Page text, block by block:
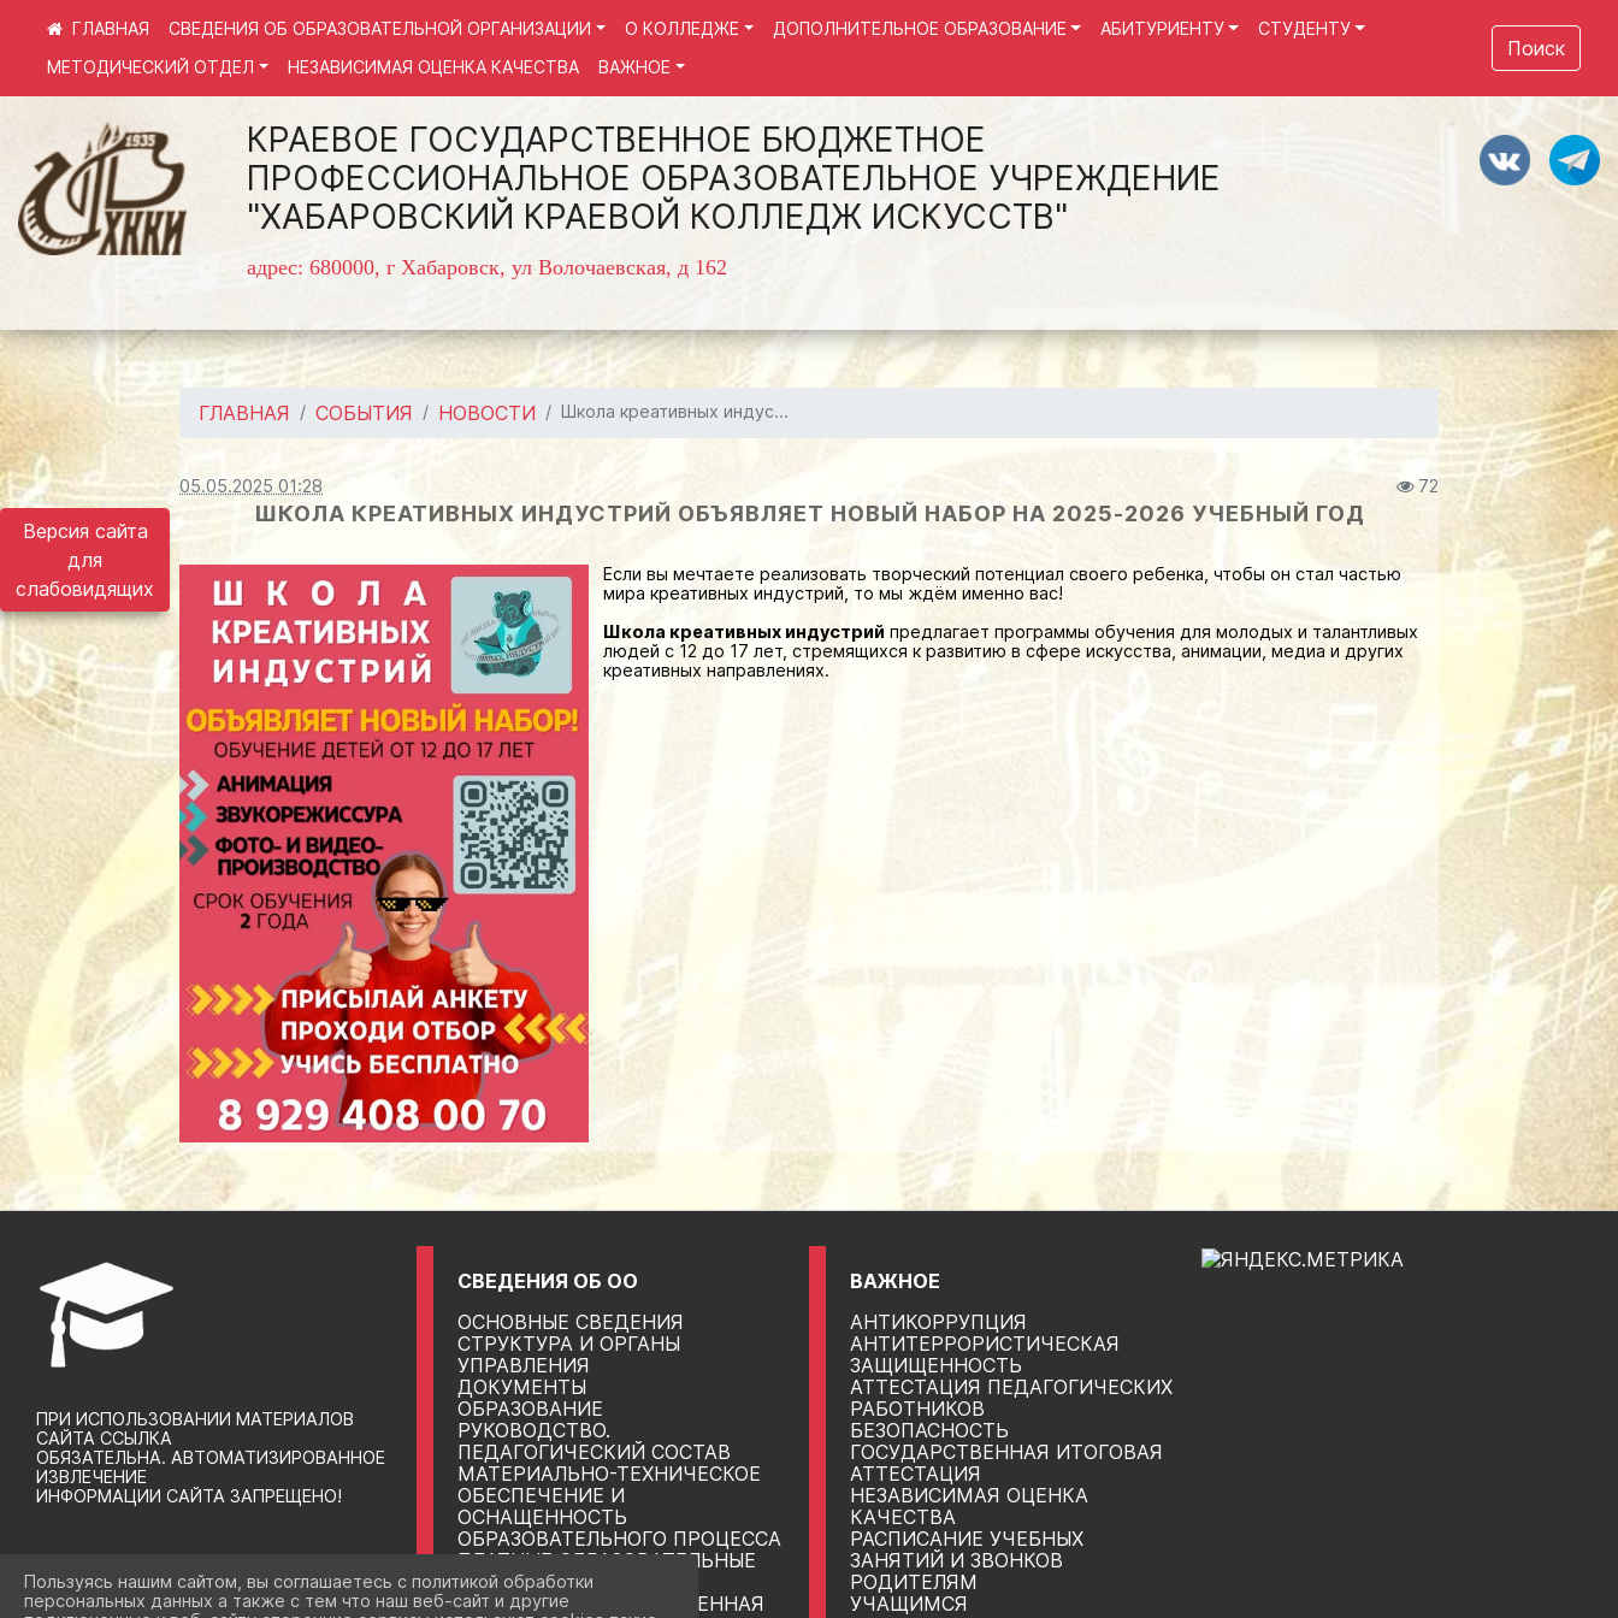
Версия сайта
для
слабовидящих
КРАЕВОЕ ГОСУДАРСТВЕННОЕ БЮДЖЕТНОЕ
ПРОФЕССИОНАЛЬНОЕ ОБРАЗОВАТЕЛЬНОЕ УЧРЕЖДЕНИЕ
"ХАБАРОВСКИЙ КРАЕВОЙ КОЛЛЕДЖ ИСКУССТВ"
адрес: 680000, г Хабаровск, ул Волочаевская, д 162
СВЕДЕНИЯ ОБ ОБРАЗОВАТЕЛЬНОЙ ОРГАНИЗАЦИИ О КОЛЛЕДЖЕ ДОПОЛНИТЕЛЬНОЕ ОБРАЗОВАНИЕ АБИТУРИЕНТУ
СТУДЕНТУ
МЕТОДИЧЕСКИЙ ОТДЕЛ
НЕЗАВИСИМАЯ ОЦЕНКА КАЧЕСТВА ВАЖНОЕ
Поиск
ГЛАВНАЯ СОБЫТИЯ НОВОСТИ Школа креативных индус...
05.05.2025 01:28 72
ШКОЛА КРЕАТИВНЫХ ИНДУСТРИЙ ОБЪЯВЛЯЕТ НОВЫЙ НАБОР НА 2025-2026 УЧЕБНЫЙ ГОД
Если вы мечтаете реализовать творческий потенциал своего ребенка, чтобы он стал частью
мира креативных индустрий, то мы ждём именно вас!
Школа креативных индустрий предлагает программы обучения для молодых и талантливых
людей с 12 до 17 лет, стремящихся к развитию в сфере искусства, анимации, медиа и других
креативных направлениях.
ПРИ ИСПОЛЬЗОВАНИИ МАТЕРИАЛОВ
САЙТА ССЫЛКА
ОБЯЗАТЕЛЬНА. АВТОМАТИЗИРОВАННОЕ
ИЗВЛЕЧЕНИЕ
ИНФОРМАЦИИ САЙТА ЗАПРЕЩЕНО!
СВЕДЕНИЯ ОБ ОО
ОСНОВНЫЕ СВЕДЕНИЯ
СТРУКТУРА И ОРГАНЫ
УПРАВЛЕНИЯ
ДОКУМЕНТЫ
ОБРАЗОВАНИЕ
РУКОВОДСТВО.
ПЕДАГОГИЧЕСКИЙ СОСТАВ
МАТЕРИАЛЬНО-ТЕХНИЧЕСКОЕ
ОБЕСПЕЧЕНИЕ И
ОСНАЩЕННОСТЬ
ОБРАЗОВАТЕЛЬНОГО ПРОЦЕССА
ПЛАТНЫЕ ОБРАЗОВАТЕЛЬНЫЕ
УСЛУГИ
ФИНАНСОВО-ХОЗЯЙСТВЕННАЯ
ВАЖНОЕ
АНТИКОРРУПЦИЯ
АНТИТЕРРОРИСТИЧЕСКАЯ
ЗАЩИЩЕННОСТЬ
АТТЕСТАЦИЯ ПЕДАГОГИЧЕСКИХ
РАБОТНИКОВ
БЕЗОПАСНОСТЬ
ГОСУДАРСТВЕННАЯ ИТОГОВАЯ
АТТЕСТАЦИЯ
НЕЗАВИСИМАЯ ОЦЕНКА
КАЧЕСТВА
РАСПИСАНИЕ УЧЕБНЫХ
ЗАНЯТИЙ И ЗВОНКОВ
РОДИТЕЛЯМ
УЧАЩИМСЯ
Пользуясь нашим сайтом, вы соглашаетесь с политикой обработки
персональных данных а также с тем что наш веб-сайт и другие